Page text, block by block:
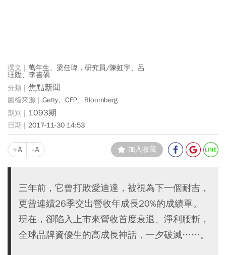
萬年生、梁任瑋，研究員/陳虹宇、呂
玨陞、李書僑
焦點新聞
Getty、CFP、Bloomberg
1093期
2017-11-30 14:53
+A -A 加入收藏
三年前，它曾打敗愛迪達，被視為下一個耐吉，
更曾連續26季交出營收年成長20%的成績單。
現在，卻陷入上市來營收首度衰退、淨利腰斬，
全球品牌資優生的高成長神話，一夕破滅……。